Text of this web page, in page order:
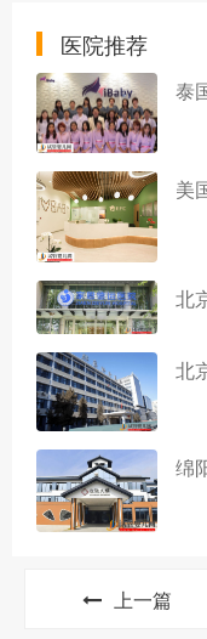
医院推荐
泰
美
北
北
绵
上一篇